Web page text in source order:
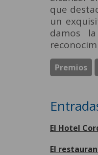
que
un
damos
Premios
El Hotel
El